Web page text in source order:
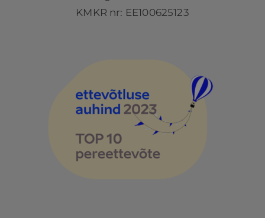
KMKR nr: EE100625123